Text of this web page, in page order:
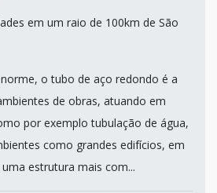
em um raio de 100km de São
o tubo de aço redondo é a
de obras, atuando em
por exemplo tubulação de água,
como grandes edifícios, em
estrutura mais com...